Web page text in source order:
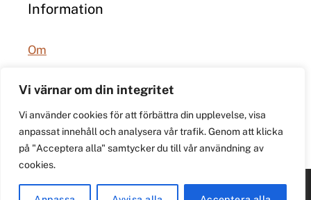
Vi värnar om din integritet
Vi använder cookies för att förbättra din upplevelse, visa
anpassat innehåll och analysera vår trafik. Genom att klicka
på "Acceptera alla" samtycker du till vår användning av
cookies.
Information
Om